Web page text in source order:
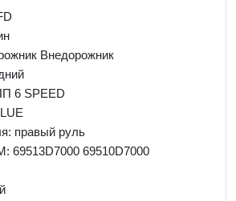
Внедорожник
6 SPEED
правый руль
69513D7000 69510D7000